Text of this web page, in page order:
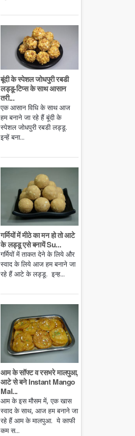
बूंदी के स्पेशल जोधपुरी रबडी
लड्डू-टिप्स के साथ आसान
तरी...
एक आसान विधि के साथ आज
हम बनाने जा रहे हैं बूंदी के
स्पेशल जोधपुरी रबडी लड्डू.
इन्हें बना...
गर्मियों में मीठे का मन हो तो आटे
के लड्डू एसे बनायें Su...
गर्मियों में ताकत देने के लिये और
स्वाद के लिये आज हम बनाने जा
रहे हैं आटे के लड्डू. इन्ह...
आम के सॉफ्ट व रसभरे मालपुआ,
आटे से बने Instant Mango
Mal...
आम के इस मौसम में, एक खास
स्वाद के साथ, आज हम बनाने जा
रहे हैं आम के मालपुआ. ये काफी
कम स...